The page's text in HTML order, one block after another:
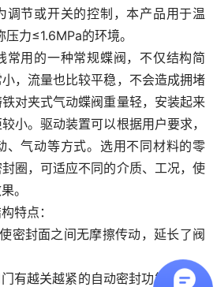
调节或开关的控制，本产品用于温
力≤1.6MPa的环境。
常用的一种常规蝶阀，不仅结构简
，流量也比较平稳，不会造成拥堵
对夹式气动蝶阀重量轻，安装起来
小。驱动装置可以根据用户要求，
、气动等方式。选用不同材料的零
圈，可适应不同的介质、工况，使
。
特点：
密封面之间无摩擦传动，延长了阀
有越关越紧的自动密封功能，密封